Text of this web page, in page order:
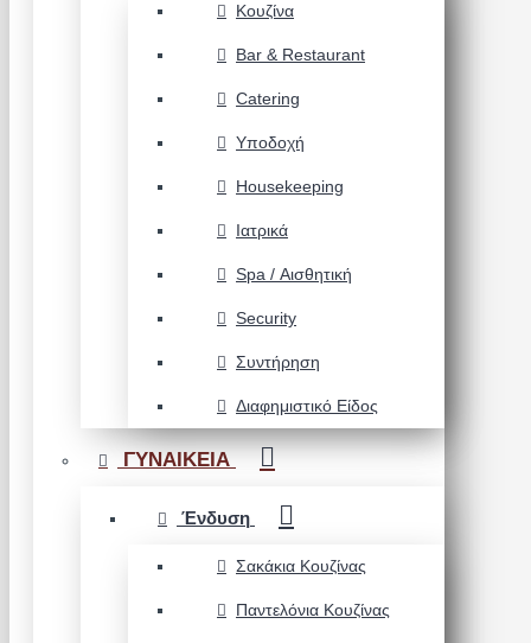
Κουζίνα
Bar & Restaurant
Catering
Υποδοχή
Housekeeping
Ιατρικά
Spa / Αισθητική
Security
Συντήρηση
Διαφημιστικό Είδος
ΓΥΝΑΙΚΕΙΑ
Ένδυση
Σακάκια Κουζίνας
Παντελόνια Κουζίνας